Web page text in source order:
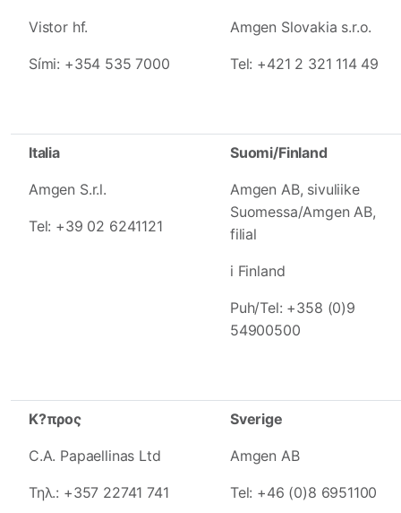
Vistor hf.
Sími: +354 535 7000
Amgen Slovakia s.r.o.
Tel: +421 2 321 114 49
Italia
Amgen S.r.l.
Tel: +39 02 6241121
Suomi/Finland
Amgen AB, sivuliike
Suomessa/Amgen AB,
filial
i Finland
Puh/Tel: +358 (0)9
54900500
K?προς
C.A. Papaellinas Ltd
Τηλ.: +357 22741 741
Sverige
Amgen AB
Tel: +46 (0)8 6951100